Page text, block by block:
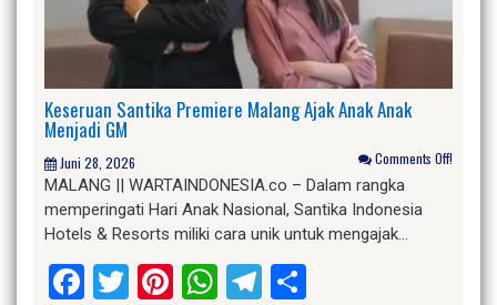
Keseruan Santika Premiere Malang Ajak Anak Anak
Menjadi GM
Juni 28, 2026 Comments Off!
MALANG || WARTAINDONESIA.co – Dalam rangka
memperingati Hari Anak Nasional, Santika Indonesia
Hotels & Resorts miliki cara unik untuk mengajak…
Facebook
Twitter
Pinterest
WhatsApp
Telegram